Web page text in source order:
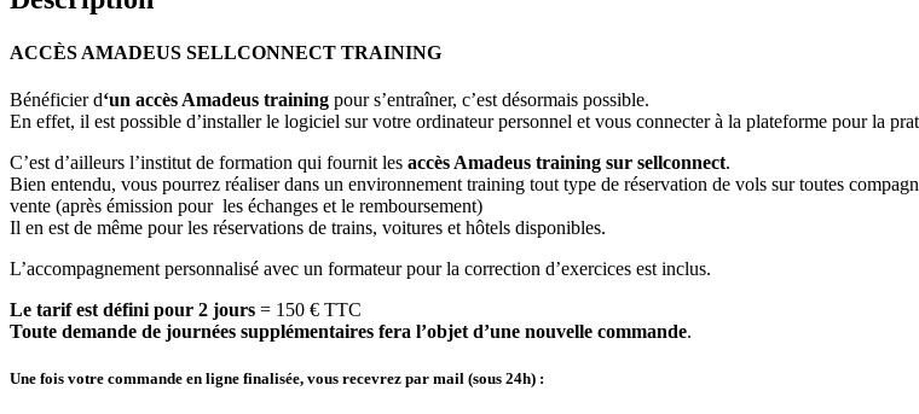
ACCÈS AMADEUS SELLCONNECT TRAINING
Bénéficier d‘un accès Amadeus training pour s’entraîner, c’est désormais possible.
En effet, il est possible d’installer le logiciel sur votre ordinateur personnel et vous connecter à la plateforme pour la
C’est d’ailleurs l’institut de formation qui fournit les accès Amadeus training sur sellconnect.
Bien entendu, vous pourrez réaliser dans un environnement training tout type de réservation de vols sur toutes
vente (après émission pour les échanges et le remboursement)
Il en est de même pour les réservations de trains, voitures et hôtels disponibles.
L’accompagnement personnalisé avec un formateur pour la correction d’exercices est inclus.
Le tarif est défini pour 2 jours = 150 € TTC
Toute demande de journées supplémentaires fera l’objet d’une nouvelle commande.
Une fois votre commande en ligne finalisée, vous recevrez par mail (sous 24h) :